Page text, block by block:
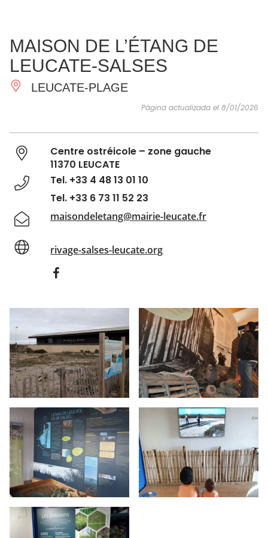
IMPRESCINDIBLES
HACER
INSPIRACIONES
MAISON DE L’ÉTANG DE
LEUCATE-SALSES
LEUCATE-PLAGE
Página actualizada el 8/01/2026
Centre ostréicole – zone gauche
11370 LEUCATE
Tel. +33 4 48 13 01 10
Tel. +33 6 73 11 52 23
maisondeletang@mairie-leucate.fr
rivage-salses-leucate.org